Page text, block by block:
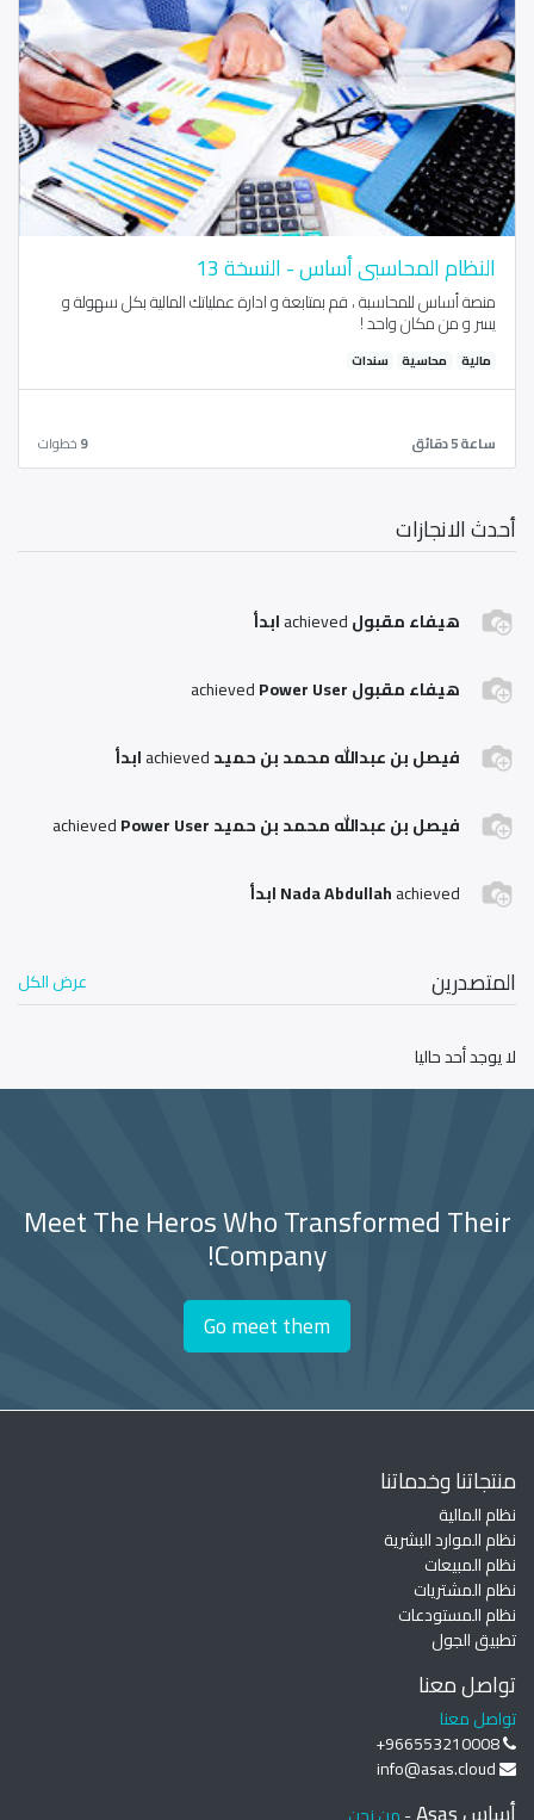
أحدث الانجازات
هيفاء مقبول ابدأ
هيفاء مقبولPower User
فيصل بن عبدالله محمد بن حميدachievedابدأ
فيصل بن عبدالله محمد بن حميد achievedPower User
Nada Abdullahachieved ابدأ
عرض الكل المتصدرين
لا يوجد أحد حاليا
النظام المحاسبي أساس - النسخة 13
منصة أساس للمحاسبة ، قم بمتابعة و ادارة عملياتك المالية بكل سهولة و
يسر و من مكان واحد !
مالية محاسية سندات
ساعة 5 دقائق 9خطوات
Meet The Heros Who Transformed Their
Company!
Go meet them
منتجاتنا وخدماتنا
نظام المالية
نظام الموارد البشرية
نظام المبيعات
نظام المشتريات
نظام المستودعات
تطبيق الجول
تواصل معنا
تواصل معنا
+966553210008
info@asas.cloud